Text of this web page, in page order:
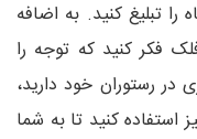
را تبلیغ کنید. به اضافه
فکر کنید که توجه را
رستوران خود دارید،
استفاده کنید تا به شما